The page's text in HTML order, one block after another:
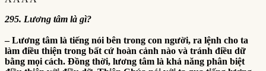
295. Lương tâm là gì?
– Lương tâm là tiếng nói bên trong con người, ra lệnh cho ta
làm điều thiện trong bất cứ hoàn cảnh nào và tránh điều dữ
bằng mọi cách. Đồng thời, lương tâm là khả năng phân biệt